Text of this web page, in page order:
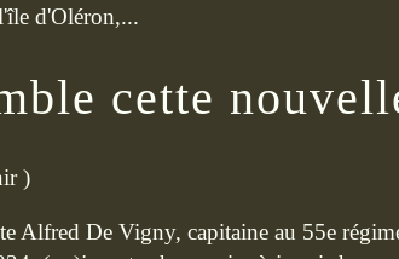
d'Oléron,...
cette
)
Alfred De Vigny, capitaine au 55e